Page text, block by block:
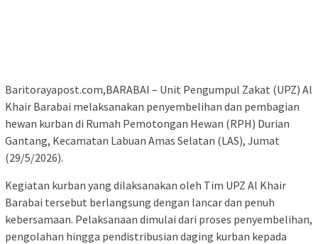
Baritorayapost.com,BARABAI – Unit Pengumpul Zakat (UPZ) Al
Khair Barabai melaksanakan penyembelihan dan pembagian
hewan kurban di Rumah Pemotongan Hewan (RPH) Durian
Gantang, Kecamatan Labuan Amas Selatan (LAS), Jumat
(29/5/2026).
Kegiatan kurban yang dilaksanakan oleh Tim UPZ Al Khair
Barabai tersebut berlangsung dengan lancar dan penuh
kebersamaan. Pelaksanaan dimulai dari proses penyembelihan,
pengolahan hingga pendistribusian daging kurban kepada